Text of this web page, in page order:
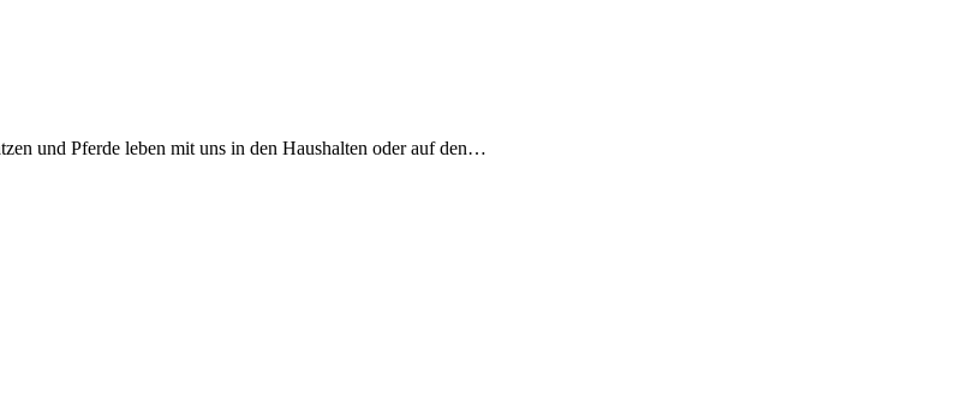
und Pferde leben mit uns in den Haushalten oder auf den…